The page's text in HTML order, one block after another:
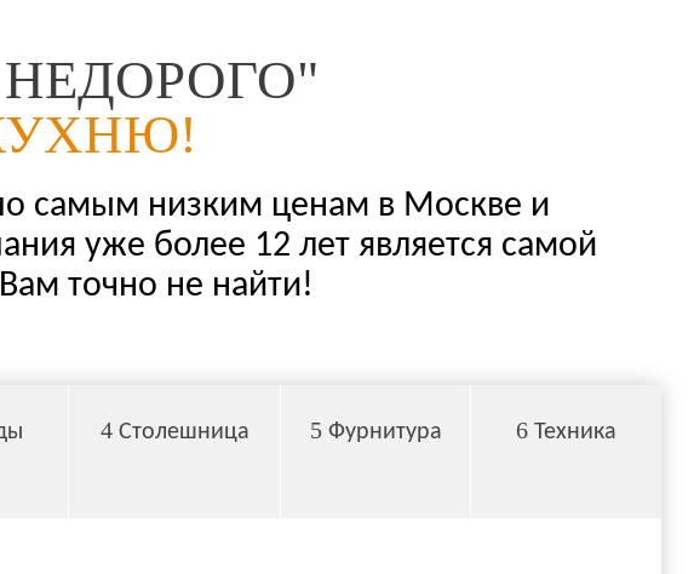
самым низким ценам в Москве и
уже более 12 лет является самой
точно не найти!
4Столешница 5Фурнитура 6 Техника